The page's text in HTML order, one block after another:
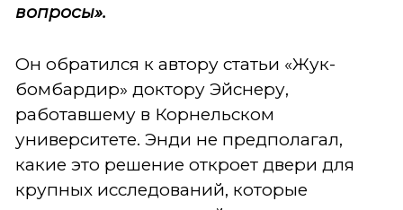
вопросы».
Он обратился к автору статьи «Жук-
бомбардир» доктору Эйснеру,
работавшему в Корнельском
университете. Энди не предполагал,
какие это решение откроет двери для
крупных исследований, которые